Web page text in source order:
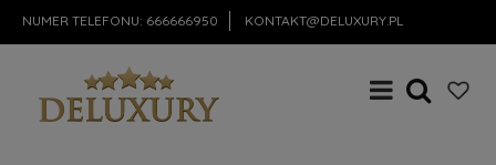
NUMER TELEFONU: 666666950 KONTAKT@DELUXURY.PL